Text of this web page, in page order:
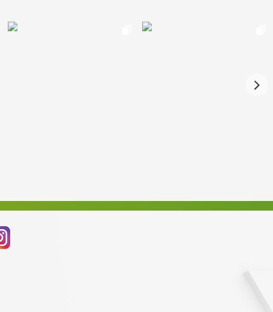
Prosinec 2023